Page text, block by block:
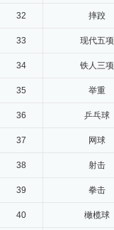
32 摔跤
33 现代五项
34 铁人三项
35 举重
36 乒乓球
37 网球
38 射击
39 拳击
40 橄榄球